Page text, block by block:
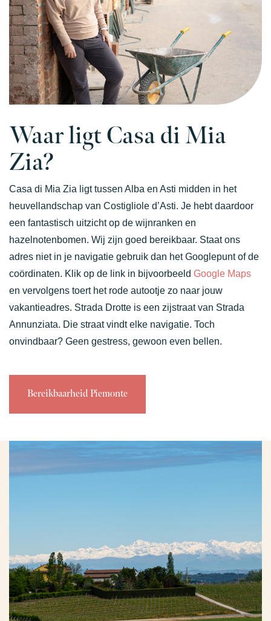
Waar ligt Casa di Mia
Zia?
Casa di Mia Zia ligt tussen Alba en Asti midden in het
heuvellandschap van Costigliole d’Asti. Je hebt daardoor
een fantastisch uitzicht op de wijnranken en
hazelnotenbomen. Wij zijn goed bereikbaar. Staat ons
adres niet in je navigatie gebruik dan het Googlepunt of de
coördinaten. Klik op de link in bijvoorbeeld Google Maps
en vervolgens toert het rode autootje zo naar jouw
vakantieadres. Strada Drotte is een zijstraat van Strada
Annunziata. Die straat vindt elke navigatie. Toch
onvindbaar? Geen gestress, gewoon even bellen.
Bereikbaarheid Piemonte